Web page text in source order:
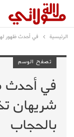
الرئيسية في أحدث ظهور
تصفح الوسم
في أحدث
شريهان
بالحجاب